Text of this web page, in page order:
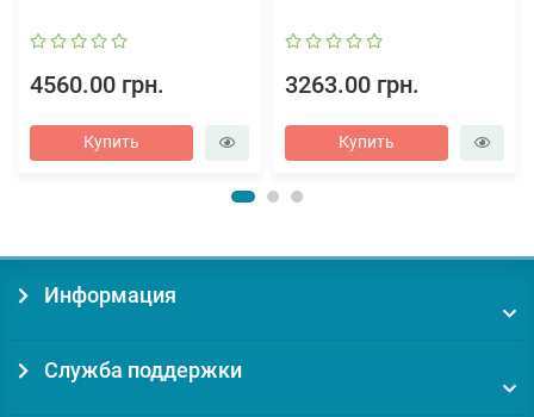
4560.00 грн.
Купить
3263.00 грн.
Купить
Информация
Служба поддержки